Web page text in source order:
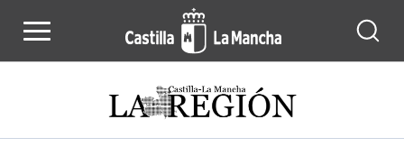
Actualidad de la región de Castilla-